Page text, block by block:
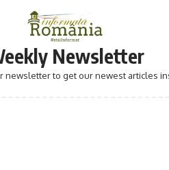
Newsletter
newsletter to get our newest articles